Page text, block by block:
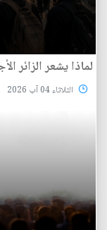
لماذا يشعر الزائر
الثلاثاء 04 آب 2026